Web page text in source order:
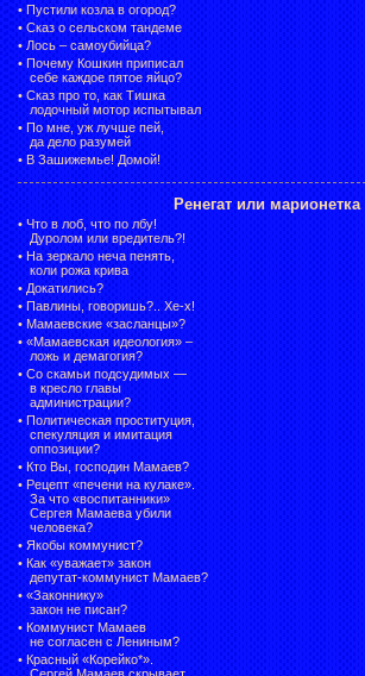
• Пустили козла в огород?
• Сказ о сельском тандеме
• Лось – самоубийца?
• Почему Кошкин приписал
себе каждое пятое яйцо?
• Сказ про то, как Тишка
лодочный мотор испытывал
• По мне, уж лучше пей,
да дело разумей
• В Зашижемье! Домой!
Ренегат или марионетка
• Что в лоб, что по лбу!
Дуролом или вредитель?!
• На зеркало неча пенять,
коли рожа крива
• Докатились?
• Павлины, говоришь?.. Хе-х!
• Мамаевские «засланцы»?
• «Мамаевская идеология» –
ложь и демагогия?
• Со скамьи подсудимых —
в кресло главы
администрации?
• Политическая проституция,
спекуляция и имитация
оппозиции?
• Кто Вы, господин Мамаев?
• Рецепт «печени на кулаке».
За что «воспитанники»
Сергея Мамаева убили
человека?
• Якобы коммунист?
• Как «уважает» закон
депутат-коммунист Мамаев?
• «Законнику»
закон не писан?
• Коммунист Мамаев
не согласен с Лениным?
• Красный «Корейко*».